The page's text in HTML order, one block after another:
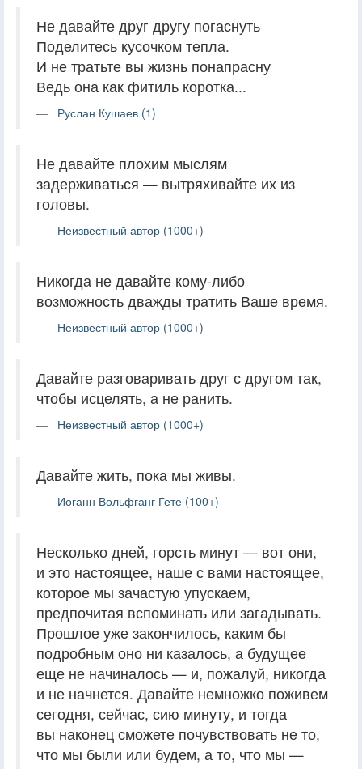
Не давайте друг другу погаснуть
Поделитесь кусочком тепла.
И не тратьте вы жизнь понапрасну
Ведь она как фитиль коротка...
Руслан Кушаев (1)
Не давайте плохим мыслям
задерживаться — вытряхивайте их из
головы.
Неизвестный автор (1000+)
Никогда не давайте кому-либо
возможность дважды тратить Ваше время.
Неизвестный автор (1000+)
Давайте разговаривать друг с другом так,
чтобы исцелять, а не ранить.
Неизвестный автор (1000+)
Давайте жить, пока мы живы.
Иоганн Вольфганг Гете (100+)
Несколько дней, горсть минут — вот они,
и это настоящее, наше с вами настоящее,
которое мы зачастую упускаем,
предпочитая вспоминать или загадывать.
Прошлое уже закончилось, каким бы
подробным оно ни казалось, а будущее
еще не начиналось — и, пожалуй, никогда
и не начнется. Давайте немножко поживем
сегодня, сейчас, сию минуту, и тогда
вы наконец сможете почувствовать не то,
что мы были или будем, а то, что мы —